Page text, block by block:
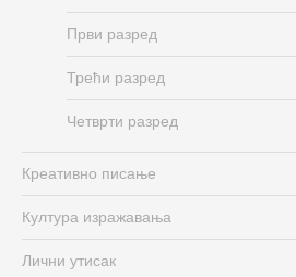
Први разред
Трећи разред
Четврти разред
Креативно писање
Култура изражавања
Лични утисак